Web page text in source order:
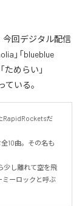
今回デジタル配信
」「blueblue
ためらい」
ている。
RapidRocketsだ
10曲。その名も
少し離れて空を飛
ミーロックと呼ぶ